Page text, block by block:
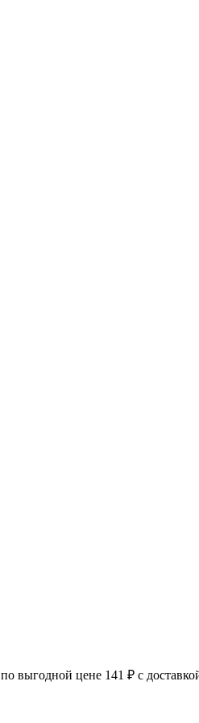
по выгодной цене 141 ₽ с